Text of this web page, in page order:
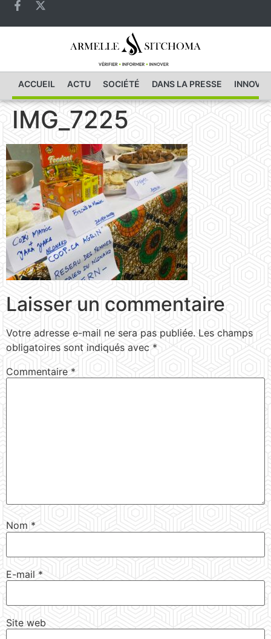
ACCUEIL ACTU SOCIÉTÉ DANS LA PRESSE
IMG_7225
Laisser un commentaire
Votre adresse e-mail ne sera pas publiée. Les champs
obligatoires sont indiqués avec *
Commentaire *
Nom *
E-mail *
Site web